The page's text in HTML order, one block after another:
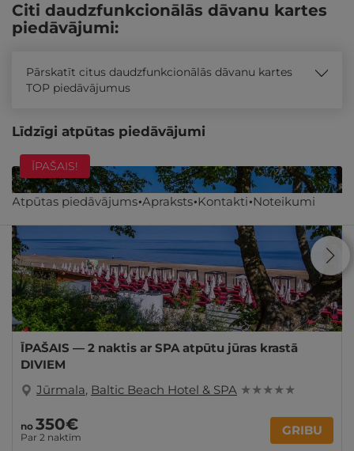
Atpūtas piedāvājums Apraksts Kontakti Noteikumi
Citi daudzfunkcionālās dāvanu kartes
piedāvājumi:
Pārskatīt citus daudzfunkcionālās dāvanu kartes
TOP piedāvājumus
Līdzīgi atpūtas piedāvājumi
ĪPAŠAIS!
ĪPAŠAIS — 2 naktis ar SPA atpūtu jūras krastā
DIVIEM
Jūrmala, Baltic Beach Hotel & SPA ★ ★ ★ ★ ★
no 350€
Par 2 naktīm GRIBU